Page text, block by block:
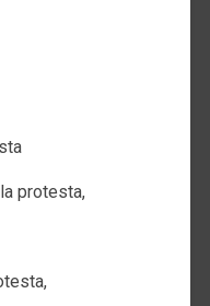
protesta,